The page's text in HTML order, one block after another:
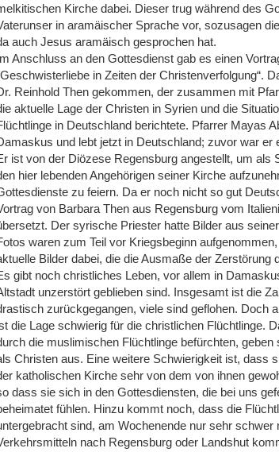
Kirche dabei. Dieser trug während des
in aramäischer Sprache vor, sozusagen
auch Jesus aramäisch gesprochen hat.
Anschluss an den Gottesdienst gab es einen
in Zeiten der Chris­ten­verfolgung“.
Reinhold Then gekommen, der zusammen mit
aktuelle Lage der Christen in Syrien und die
in Deutschland berichtete. Pfarrer Mayas
und lebt jetzt in Deutschland; zuvor war er
ist von der Diözese Regensburg angestellt, um als
hier lebenden Angehörigen seiner Kirche
zu feiern. Da er noch nicht so gut
von Barbara Then aus Regensburg vom
Der syrische Priester hatte Bilder aus
waren zum Teil vor Kriegsbeginn
Bilder dabei, die die Ausmaße der Zerstörung
gibt noch christliches Leben, vor allem in
unzerstört geblieben sind. Insgesamt ist die
zurückgegangen, viele sind geflohen. Doch
die Lage schwierig für die christlichen Flüchtlinge.
die muslimischen Flüchtlinge befürchten,
Christen aus. Eine weitere Schwierigkeit ist, dass
katholischen Kirche sehr von dem von ihnen
dass sie sich in den Gottesdiensten, die bei uns
fühlen. Hinzu kommt noch, dass die
sind, am Wochenende nur sehr schwer
nach Regensburg oder Landshut